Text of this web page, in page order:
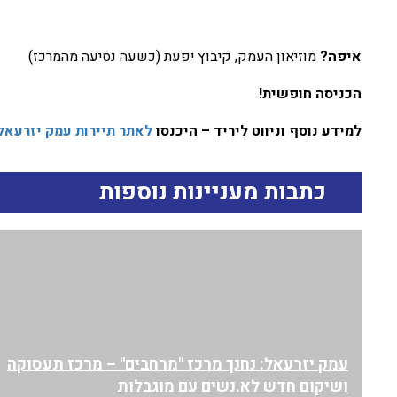
איפה? מוזיאון העמק, קיבוץ יפעת (כשעה נסיעה מהמרכז)
הכניסה חופשית!
למידע נוסף וניווט ליריד – היכנסולאתר תיירות עמק
כתבות מעניינות נוספות
עמק יזרעאל: נחנך מרכז "מרחבים" – מרכז תעסוקה
ושיקום חדש לא.נשים עם מוגבלות